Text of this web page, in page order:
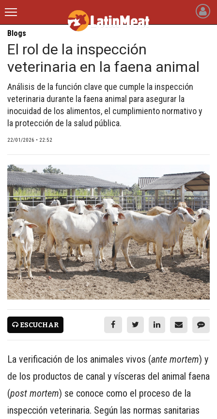
latinmeat
INICIO
NOTICIAS RECIENTES
QUIÉNES SOMOS
BLOGS
ARTÍCULOS
CARNE BOVINA
CARNE PORCINA
CARNE AVÍCOLA
CARNES CON VALOR AGREGADO
NOTICIAS
NUEVOS PRODUCTOS
EVENTOS Y CAPACITACIONES
MARKETPLACE
DIRECTORIO
MEDIA KIT
ENGLISH
ESPAÑOL
SERVICIOS
Blogs
El rol de la inspección
veterinaria en la faena animal
Análisis de la función clave que cumple la inspección
veterinaria durante la faena animal para asegurar la
inocuidad de los alimentos, el cumplimiento normativo y
la protección de la salud pública.
22/01/2026 • 22:52
ESCUCHAR
La verificación de los animales vivos (ante mortem) y
de los productos de canal y vísceras del animal faena
(post mortem) se conoce como el proceso de la
inspección veterinaria. Según las normas sanitarias